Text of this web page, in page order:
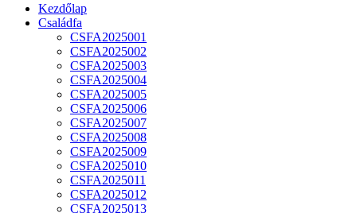
Kezdőlap
Családfa
CSFA2025001
CSFA2025002
CSFA2025003
CSFA2025004
CSFA2025005
CSFA2025006
CSFA2025007
CSFA2025008
CSFA2025009
CSFA2025010
CSFA2025011
CSFA2025012
CSFA2025013